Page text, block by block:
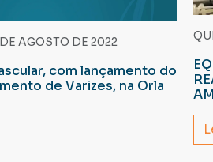
AGOSTO DE 2022
com lançamento do
de Varizes, na Orla